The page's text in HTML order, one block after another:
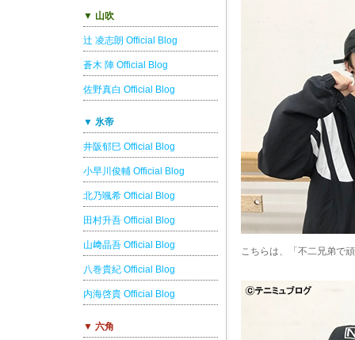
▼ 山吹
辻 凌志朗 Official Blog
蒼木 陣 Official Blog
佐野真白 Official Blog
▼ 氷帝
井阪郁巳 Official Blog
小早川俊輔 Official Blog
北乃颯希 Official Blog
田村升吾 Official Blog
山﨑晶吾 Official Blog
八巻貴紀 Official Blog
内海啓貴 Official Blog
▼ 六角
こちらは、「不二兄弟で